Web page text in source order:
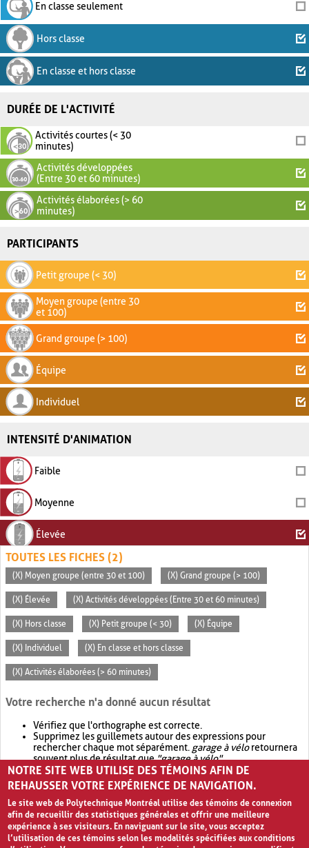
En classe seulement
Hors classe
En classe et hors classe
DURÉE DE L'ACTIVITÉ
Activités courtes (< 30
minutes)
Activités développées
(Entre 30 et 60 minutes)
Activités élaborées (> 60
minutes)
PARTICIPANTS
Petit groupe (< 30)
Moyen groupe (entre 30
et 100)
Grand groupe (> 100)
Équipe
Individuel
INTENSITÉ D'ANIMATION
Faible
Moyenne
Élevée
TOUTES LES FICHES (2)
(X) Moyen groupe (entre 30 et 100) (X) Grand groupe (> 100)
(X) Élevée (X) Activités développées (Entre 30 et 60 minutes)
(X) Hors classe (X) Petit groupe (< 30) (X) Équipe
(X) Individuel (X) En classe et hors classe
(X) Activités élaborées (> 60 minutes)
Votre recherche n'a donné aucun résultat
Vérifiez que l'orthographe est correcte.
Supprimez les guillemets autour des expressions pour
rechercher chaque mot séparément. garage à véloretournera
souvent plus de résultat que"garage à vélo".
Envisagez d'élargir votre recherche avec OR.garage OR vélo
retournera souvent plus de résultat quegarage à vélo
NOTRE SITE WEB UTILISE DES TÉMOINS AFIN DE
REHAUSSER VOTRE EXPÉRIENCE DE NAVIGATION.
Le site web de Polytechnique Montréal utilise des témoins de connexion
afin de recueillir des statistiques générales et offrir une meilleure
expérience à ses visiteurs. En naviguant sur le site, vous acceptez
l’utilisation de ces témoins selon les modalités spécifiées aux conditions